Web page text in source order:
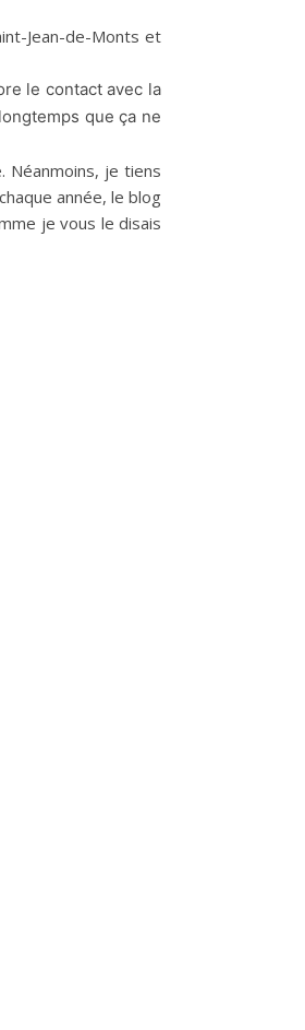
Jean-de-Monts et
le contact avec la
que ça ne
Néanmoins, je tiens
année, le blog
je vous le disais